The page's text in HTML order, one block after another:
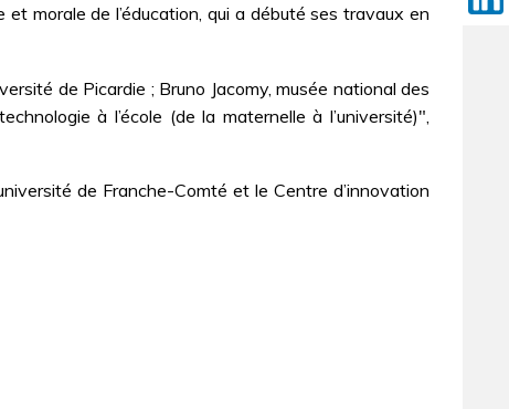
morale de l’éducation, qui a débuté ses travaux en
de Picardie ; Bruno Jacomy, musée national des
à l’école (de la maternelle à l’université)",
de Franche-Comté et le Centre d’innovation